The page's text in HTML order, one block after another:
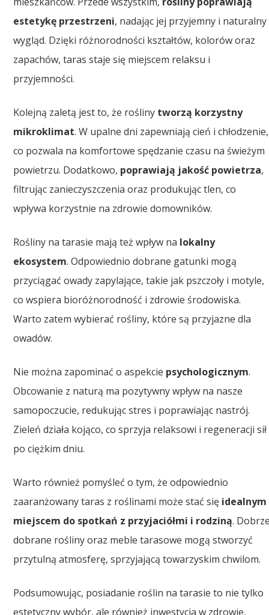
estetykę przestrzeni, nadając jej przyjemny i naturalny
wygląd. Dzięki różnorodności kształtów, kolorów oraz
zapachów, taras staje się miejscem relaksu i
przyjemności.
Kolejną zaletą jest to, że rośliny tworzą korzystny
mikroklimat. W upalne dni zapewniają cień i chłodzenie,
co pozwala na komfortowe spędzanie czasu na świeżym
powietrzu. Dodatkowo, poprawiają jakość powietrza,
filtrując zanieczyszczenia oraz produkując tlen, co
wpływa korzystnie na zdrowie domowników.
Rośliny na tarasie mają też wpływ na lokalny
ekosystem. Odpowiednio dobrane gatunki mogą
przyciągać owady zapylające, takie jak pszczoły i motyle,
co wspiera bioróżnorodność i zdrowie środowiska.
Warto zatem wybierać rośliny, które są przyjazne dla
owadów.
Nie można zapominać o aspekcie psychologicznym.
Obcowanie z naturą ma pozytywny wpływ na nasze
samopoczucie, redukując stres i poprawiając nastrój.
Zieleń działa kojąco, co sprzyja relaksowi i regeneracji sił
po ciężkim dniu.
Warto również pomyśleć o tym, że odpowiednio
zaaranżowany taras z roślinami może stać się idealnym
miejscem do spotkań z przyjaciółmi i rodziną.
dobrane rośliny oraz meble tarasowe mogą stworzyć
przytulną atmosferę, sprzyjającą towarzyskim chwilom.
Podsumowując, posiadanie roślin na tarasie to nie tylko
estetyczny wybór, ale również inwestycja w zdrowie,